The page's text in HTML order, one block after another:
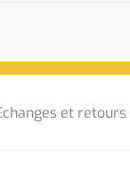
et retours